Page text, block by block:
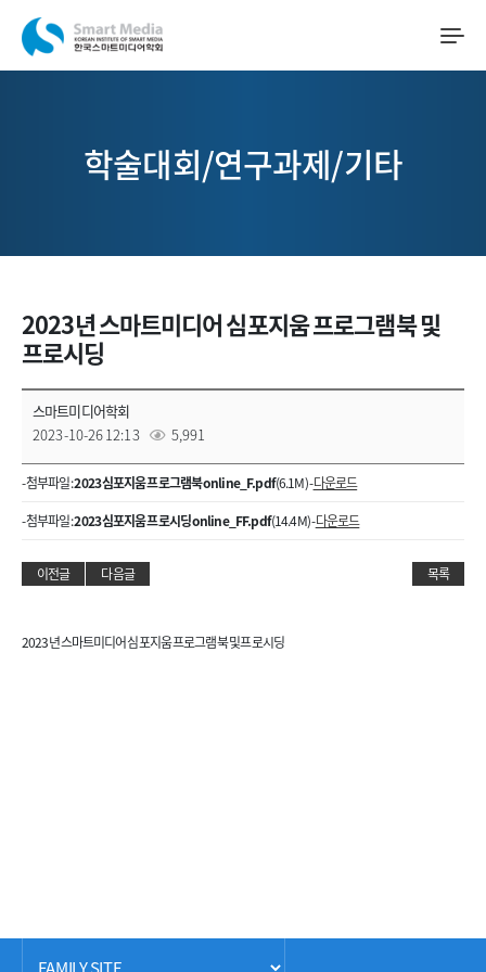
학술대회/연구과제/기타
2023년 스마트미디어 심포지움 프로그램북 및
프로시딩
스마트미디어학회
2023-10-26 12:13
5,991
- 첨부파일 :2023 심포지움 프로그램북 online_F.pdf(6.1M) -다운로드
- 첨부파일 :2023 심포지움 프로시딩 online_FF.pdf(14.4M) -다운로드
이전글 다음글 목록
2023년 스마트미디어 심포지움 프로그램북 및 프로시딩